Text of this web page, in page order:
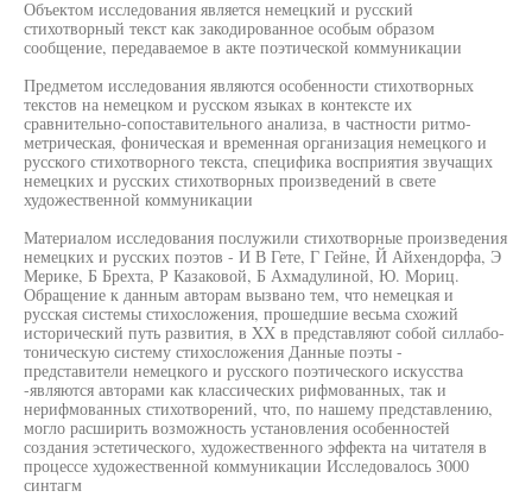
Объектом исследования является немецкий и русский
стихотворный текст как закодированное особым образом
сообщение, передаваемое в акте поэтической коммуникации
Предметом исследования являются особенности стихотворных
текстов на немецком и русском языках в контексте их
сравнительно-сопоставительного анализа, в частности ритмо-
метрическая, фоническая и временная организация немецкого и
русского стихотворного текста, специфика восприятия звучащих
немецких и русских стихотворных произведений в свете
художественной коммуникации
Материалом исследования послужили стихотворные произведения
немецких и русских поэтов - И В Гете, Г Гейне, Й Айхендорфа, Э
Мерике, Б Брехта, Р Казаковой, Б Ахмадулиной, Ю. Мориц.
Обращение к данным авторам вызвано тем, что немецкая и
русская системы стихосложения, прошедшие весьма схожий
исторический путь развития, в XX в представляют собой силлабо-
тоническую систему стихосложения Данные поэты -
представители немецкого и русского поэтического искусства
-являются авторами как классических рифмованных, так и
нерифмованных стихотворений, что, по нашему представлению,
могло расширить возможность установления особенностей
создания эстетического, художественного эффекта на читателя в
процессе художественной коммуникации Исследовалось 3000
синтагм